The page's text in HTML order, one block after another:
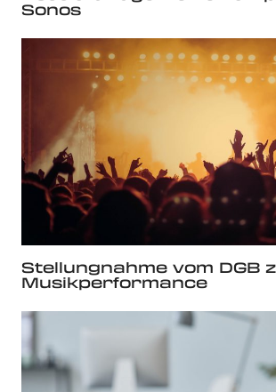
Sonos
Stellungnahme vom DGB
Musikperformance